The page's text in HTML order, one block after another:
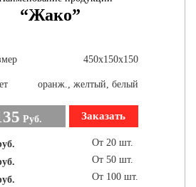
“Жако”
450х150х150
оранж., желтый, белый
Руб. Заказать
От 20 шт.
От 50 шт.
От 100 шт.